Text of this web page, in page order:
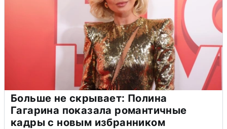
Больше не скрывает: Полина
Гагарина показала романтичные
кадры с новым избранником